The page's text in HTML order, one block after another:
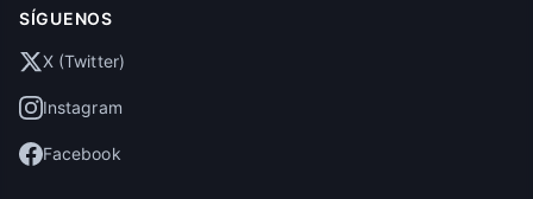
SÍGUENOS
X (Twitter)
Instagram
Facebook